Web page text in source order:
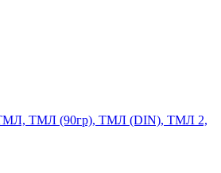
ТМЛ, ТМЛ (90гр), ТМЛ (DIN), ТМЛ 2,